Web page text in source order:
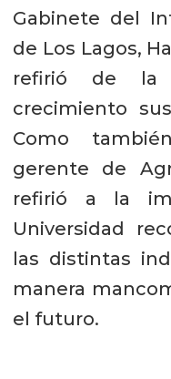
Gabinete del
de Los Lagos,
refirió de la
crecimiento
Como
gerente de
refirió a la
Universidad
las distintas
manera
el futuro.